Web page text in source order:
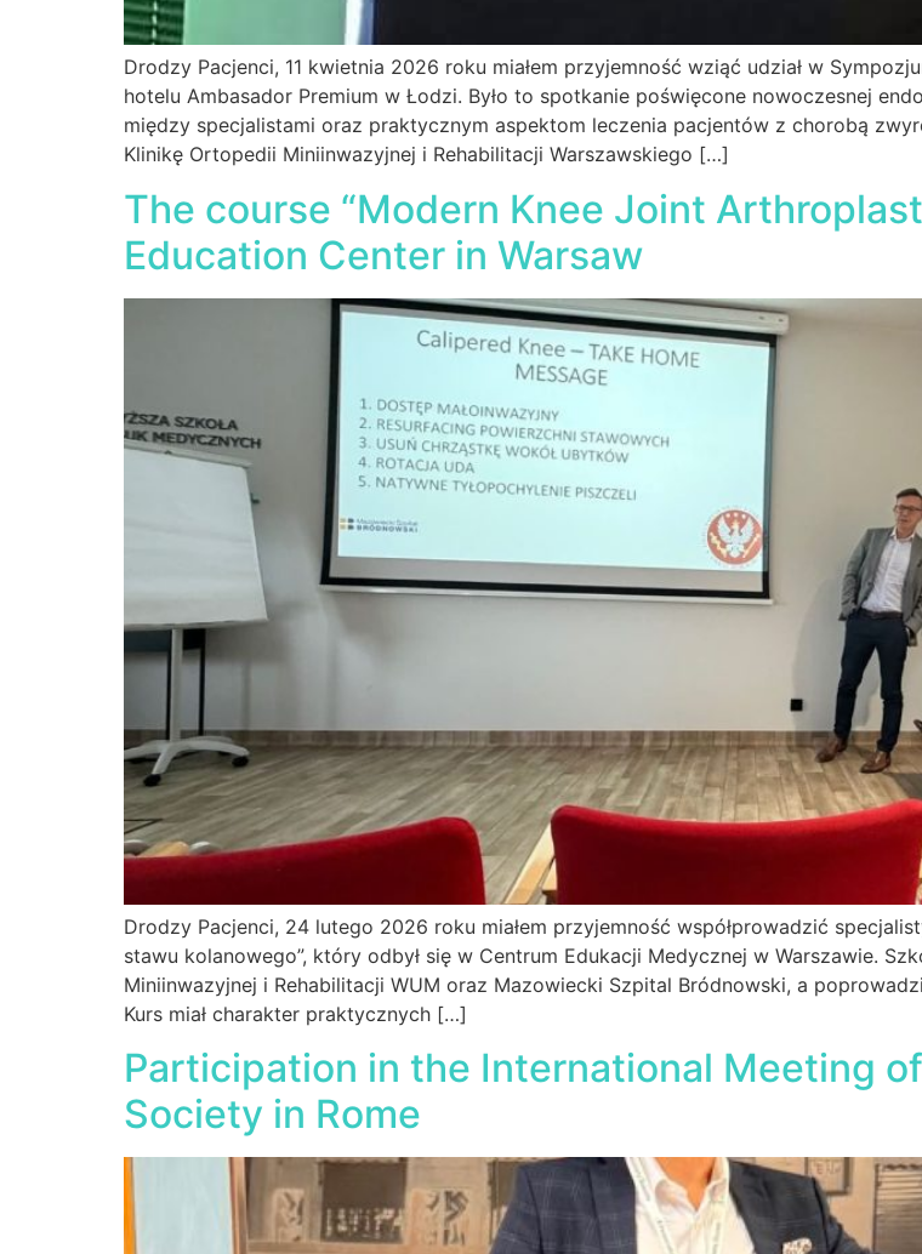
Drodzy Pacjenci, 11 kwietnia 2026 roku miałem przyjemność wziąć udział w
hotelu Ambasador Premium w Łodzi. Było to spotkanie poświęcone nowoczesnej
między specjalistami oraz praktycznym aspektom leczenia pacjentów z chorobą
Klinikę Ortopedii Miniinwazyjnej i Rehabilitacji Warszawskiego […]
The course “Modern Knee Joint
Education Center in Warsaw
Drodzy Pacjenci, 24 lutego 2026 roku miałem przyjemność współprowadzić
stawu kolanowego”, który odbył się w Centrum Edukacji Medycznej w Warszawie.
Miniinwazyjnej i Rehabilitacji WUM oraz Mazowiecki Szpital Bródnowski, a
Kurs miał charakter praktycznych […]
Participation in the International Meeting
Society in Rome